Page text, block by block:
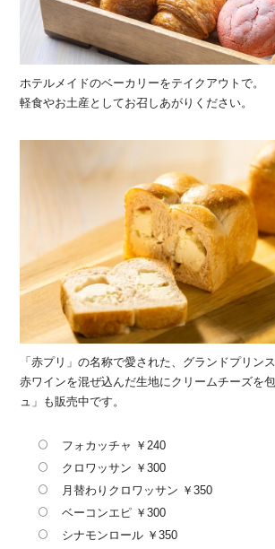
ホテルメイドのベーカリーをテイクアウトで。
軽食やお土産としてお召しあがりください。
「赤プリ」の名称で愛された、グランドプリン
赤ワインを混ぜ込んだ生地にクリームチーズを
ュ」も販売中です。
フォカッチャ ￥240
クロワッサン ￥300
月替わりクロワッサン ￥350
ベーコンエピ ￥300
シナモンロール ￥350